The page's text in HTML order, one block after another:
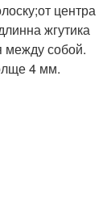
центра
жгутика
между собой.
4 мм.